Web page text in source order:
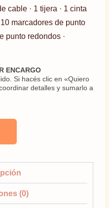
cable · 1 tijera · 1 cinta
marcadores de punto
punto redondos ·
ENCARGO
Si hacés clic en «Quiero
detalles y sumarlo a
(0)